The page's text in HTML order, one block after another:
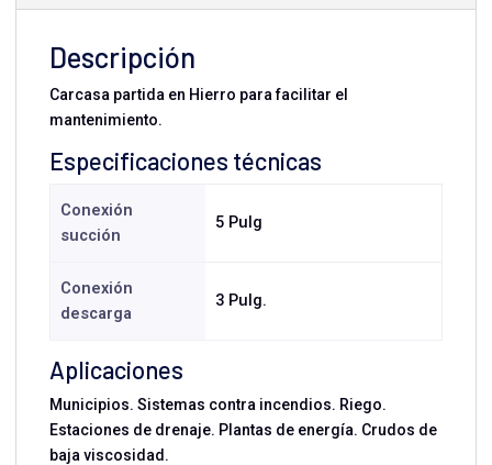
Descripción
Carcasa partida en Hierro para facilitar el
mantenimiento.
Especificaciones técnicas
Conexión
succión
5 Pulg
Conexión
descarga
3 Pulg.
Aplicaciones
Municipios. Sistemas contra incendios. Riego.
Estaciones de drenaje. Plantas de energía. Crudos de
baja viscosidad.